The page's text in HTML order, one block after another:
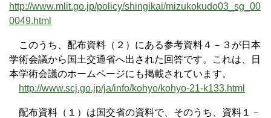
http://www.mlit.go.jp/policy/shingikai/mizukokudo03_sg_00
0049.html
このうち、配布資料（２）にある参考資料４－３が日本
学術会議から国土交通省へ出された回答です。これは、日
本学術会議のホームページにも掲載されています。
http://www.scj.go.jp/ja/info/kohyo/kohyo-21-k133.html
配布資料（１）は国交省の資料で、そのうち、資料１－